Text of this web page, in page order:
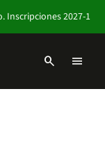
Inscripciones 2027-1
search menu